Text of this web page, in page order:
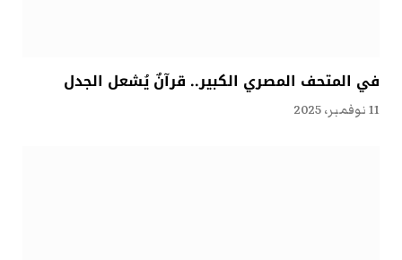
في المتحف المصري الكبير.. قرآنٌ يُشعل الجدل
11 نوفمبر، 2025